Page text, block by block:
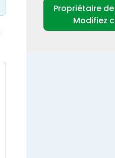
Propriétaire
Modifiez